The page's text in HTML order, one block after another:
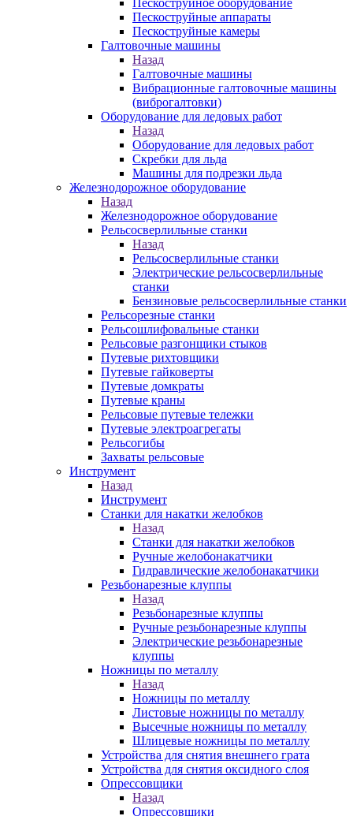
Пескоструйное оборудование
Пескоструйные аппараты
Пескоструйные камеры
Галтовочные машины
Назад
Галтовочные машины
Вибрационные галтовочные машины
(виброгалтовки)
Оборудование для ледовых работ
Назад
Оборудование для ледовых работ
Скребки для льда
Машины для подрезки льда
Железнодорожное оборудование
Назад
Железнодорожное оборудование
Рельсосверлильные станки
Назад
Рельсосверлильные станки
Электрические рельсосверлильные
станки
Бензиновые рельсосверлильные станки
Рельсорезные станки
Рельсошлифовальные станки
Рельсовые разгонщики стыков
Путевые рихтовщики
Путевые гайковерты
Путевые домкраты
Путевые краны
Рельсовые путевые тележки
Путевые электроагрегаты
Рельсогибы
Захваты рельсовые
Инструмент
Назад
Инструмент
Станки для накатки желобков
Назад
Станки для накатки желобков
Ручные желобонакатчики
Гидравлические желобонакатчики
Резьбонарезные клуппы
Назад
Резьбонарезные клуппы
Ручные резьбонарезные клуппы
Электрические резьбонарезные
клуппы
Ножницы по металлу
Назад
Ножницы по металлу
Листовые ножницы по металлу
Высечные ножницы по металлу
Шлицевые ножницы по металлу
Устройства для снятия внешнего грата
Устройства для снятия оксидного слоя
Опрессовщики
Назад
Опрессовщики